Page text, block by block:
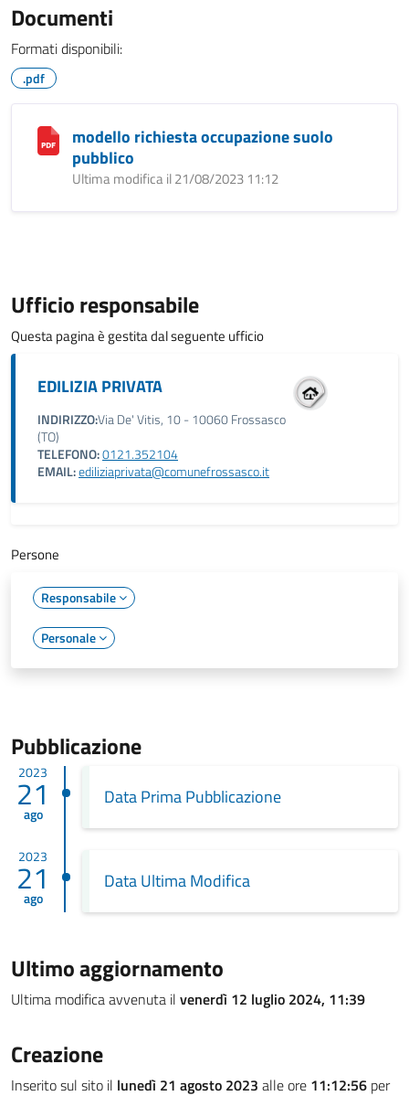
Documenti
Formati disponibili:
.pdf
modello richiesta occupazione suolo
pubblico
Ultima modifica il 21/08/2023 11:12
Ufficio responsabile
Questa pagina è gestita dal seguente ufficio
EDILIZIA PRIVATA
INDIRIZZO:Via De' Vitis, 10 - 10060 Frossasco
(TO)
TELEFONO:0121.352104
EMAIL:ediliziaprivata@comunefrossasco.it
Persone
Responsabile
Personale
Pubblicazione
2023
21
ago
Data Prima Pubblicazione
2023
21
ago
Data Ultima Modifica
Ultimo aggiornamento
Ultima modifica avvenuta il venerdì 12 luglio 2024, 11:39
Creazione
Inserito sul sito il lunedì 21 agosto 2023 alle ore 11:12:56 per